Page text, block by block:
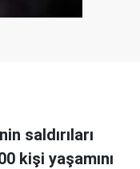
saldırıları
kişi yaşamını